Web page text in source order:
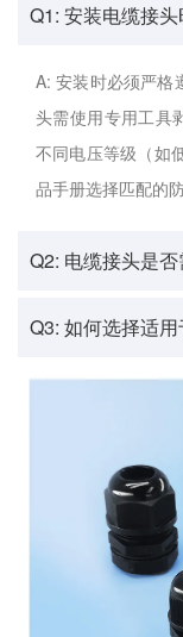
Q1: 安装电缆接
A: 安装时必须严格
头需使用专用工具
不同电压等级（如
品手册选择匹配的
Q2: 电缆接头是
Q3: 如何选择适